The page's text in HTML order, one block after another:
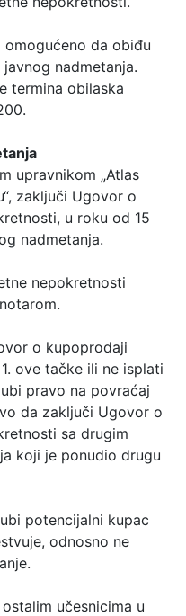
da obiđu
nadmetanja.
termina obilaska
upravnikom „Atlas
zaključi Ugovor o
u roku od 15
nadmetanja.
nepokretnosti
o kupoprodaji
ove tačke ili ne isplati
pravo na povraćaj
da zaključi Ugovor o
sa drugim
koji je ponudio drugu
potencijalni kupac
odnosno ne
učesnicima u